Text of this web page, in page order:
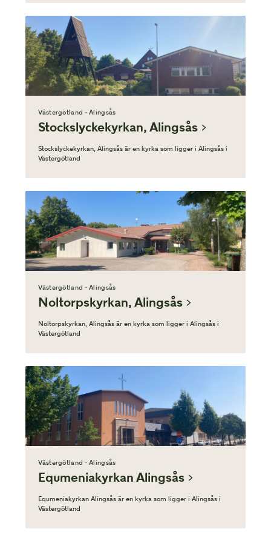
Västergötland · Alingsås
Stockslyckekyrkan, Alingsås
Stockslyckekyrkan, Alingsås är en kyrka som ligger i Alingsås i
Västergötland
Västergötland · Alingsås
Noltorpskyrkan, Alingsås
Noltorpskyrkan, Alingsås är en kyrka som ligger i Alingsås i
Västergötland
Västergötland · Alingsås
Equmeniakyrkan Alingsås
Equmeniakyrkan Alingsås är en kyrka som ligger i Alingsås i
Västergötland